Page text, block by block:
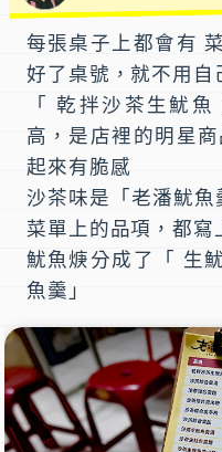
每張桌子上都會有
好了桌號，就不用自
「 乾拌沙茶生魷
高，是店裡的明星
起來有脆感
沙茶味是「老潘魷魚
菜單上的品項，都寫
魷魚焿分成了「 生
魚羹」